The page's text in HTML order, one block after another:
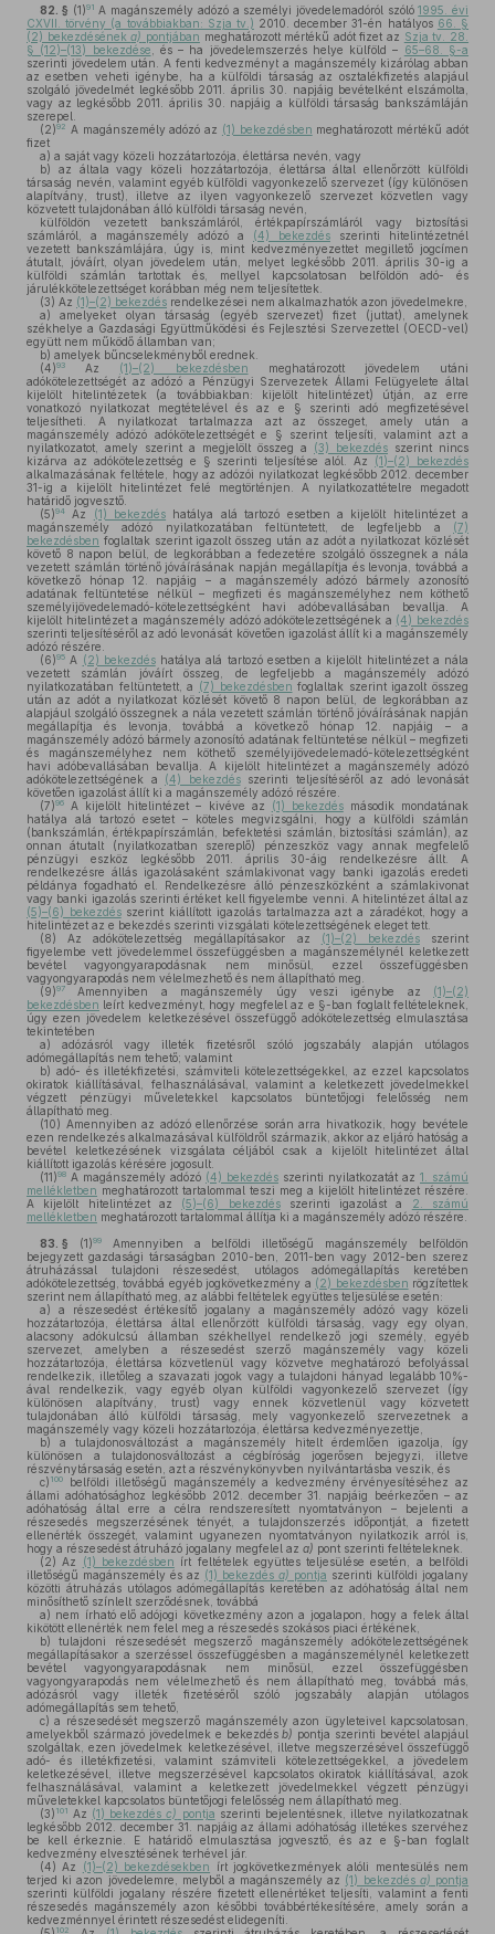
82. § (1)91 A magánszemély adózó a személyi jövedelemadóról szóló1995. évi
CXVII. törvény (a továbbiakban: Szja tv.) 2010. december 31-én hatályos 66. §
(2) bekezdéséneka) pontjában meghatározott mértékű adót fizet az Szja tv. 28.
§ (12)–(13) bekezdése , és – ha jövedelemszerzés helye külföld – 65–68. §-a
szerinti jövedelem után. A fenti kedvezményt a magánszemély kizárólag abban
az esetben veheti igénybe, ha a külföldi társaság az osztalékfizetés alapjául
szolgáló jövedelmét legkésőbb 2011. április 30. napjáig bevételként elszámolta,
vagy az legkésőbb 2011. április 30. napjáig a külföldi társaság bankszámláján
szerepel.
(2)92 A magánszemély adózó az (1) bekezdésben meghatározott mértékű adót
fizet
a) a saját vagy közeli hozzátartozója, élettársa nevén, vagy
b) az általa vagy közeli hozzátartozója, élettársa által ellenőrzött külföldi
társaság nevén, valamint egyéb külföldi vagyonkezelő szervezet (így különösen
alapítvány, trust), illetve az ilyen vagyonkezelő szervezet közvetlen vagy
közvetett tulajdonában álló külföldi társaság nevén,
külföldön vezetett bankszámláról, értékpapírszámláról vagy biztosítási
számláról, a magánszemély adózó a (4) bekezdés szerinti hitelintézetnél
vezetett bankszámlájára, úgy is, mint kedvezményezettet megillető jogcímen
átutalt, jóváírt, olyan jövedelem után, melyet legkésőbb 2011. április 30-ig a
külföldi számlán tartottak és, mellyel kapcsolatosan belföldön adó- és
járulékkötelezettséget korábban még nem teljesítettek.
(3) Az (1)–(2) bekezdés rendelkezései nem alkalmazhatók azon jövedelmekre,
a) amelyeket olyan társaság (egyéb szervezet) fizet (juttat), amelynek
székhelye a Gazdasági Együttműködési és Fejlesztési Szervezettel (OECD-vel)
együtt nem működő államban van;
b) amelyek bűncselekményből erednek.
(4)93 Az (1)–(2) bekezdésben meghatározott jövedelem utáni
adókötelezettségét az adózó a Pénzügyi Szervezetek Állami Felügyelete által
kijelölt hitelintézetek (a továbbiakban: kijelölt hitelintézet) útján, az erre
vonatkozó nyilatkozat megtételével és az e § szerinti adó megfizetésével
teljesítheti. A nyilatkozat tartalmazza azt az összeget, amely után a
magánszemély adózó adókötelezettségét e § szerint teljesíti, valamint azt a
nyilatkozatot, amely szerint a megjelölt összeg a (3) bekezdés szerint nincs
kizárva az adókötelezettség e § szerinti teljesítése alól. Az (1)–(2) bekezdés
alkalmazásának feltétele, hogy az adózói nyilatkozat legkésőbb 2012. december
31-ig a kijelölt hitelintézet felé megtörténjen. A nyilatkozattételre megadott
határidő jogvesztő.
(5)94 Az (1) bekezdés hatálya alá tartozó esetben a kijelölt hitelintézet a
magánszemély adózó nyilatkozatában feltüntetett, de legfeljebb a (7)
bekezdésben foglaltak szerint igazolt összeg után az adót a nyilatkozat közlését
követő 8 napon belül, de legkorábban a fedezetére szolgáló összegnek a nála
vezetett számlán történő jóváírásának napján megállapítja és levonja, továbbá a
következő hónap 12. napjáig – a magánszemély adózó bármely azonosító
adatának feltüntetése nélkül – megfizeti és magánszemélyhez nem köthető
személyijövedelemadó-kötelezettségként havi adóbevallásában bevallja. A
kijelölt hitelintézet a magánszemély adózó adókötelezettségének a (4) bekezdés
szerinti teljesítéséről az adó levonását követően igazolást állít ki a magánszemély
adózó részére.
(6)95 A (2) bekezdéshatálya alá tartozó esetben a kijelölt hitelintézet a nála
vezetett számlán jóváírt összeg, de legfeljebb a magánszemély adózó
nyilatkozatában feltüntetett, a (7) bekezdésben foglaltak szerint igazolt összeg
után az adót a nyilatkozat közlését követő 8 napon belül, de legkorábban az
alapjául szolgáló összegnek a nála vezetett számlán történő jóváírásának napján
megállapítja és levonja, továbbá a következő hónap 12. napjáig – a
magánszemély adózó bármely azonosító adatának feltüntetése nélkül – megfizeti
és magánszemélyhez nem köthető személyijövedelemadó-kötelezettségként
havi adóbevallásában bevallja. A kijelölt hitelintézet a magánszemély adózó
adókötelezettségének a (4) bekezdésszerinti teljesítéséről az adó levonását
követően igazolást állít ki a magánszemély adózó részére.
(7)96 A kijelölt hitelintézet – kivéve az (1) bekezdésmásodik mondatának
hatálya alá tartozó esetet – köteles megvizsgálni, hogy a külföldi számlán
(bankszámlán, értékpapírszámlán, befektetési számlán, biztosítási számlán), az
onnan átutalt (nyilatkozatban szereplő) pénzeszköz vagy annak megfelelő
pénzügyi eszköz legkésőbb 2011. április 30-áig rendelkezésre állt. A
rendelkezésre állás igazolásaként számlakivonat vagy banki igazolás eredeti
példánya fogadható el. Rendelkezésre álló pénzeszközként a számlakivonat
vagy banki igazolás szerinti értéket kell figyelembe venni. A hitelintézet által az
(5)–(6) bekezdésszerint kiállított igazolás tartalmazza azt a záradékot, hogy a
hitelintézet az e bekezdés szerinti vizsgálati kötelezettségének eleget tett.
(8) Az adókötelezettség megállapításakor az (1)–(2) bekezdésszerint
figyelembe vett jövedelemmel összefüggésben a magánszemélynél keletkezett
bevétel vagyongyarapodásnak nem minősül, ezzel összefüggésben
vagyongyarapodás nem vélelmezhető és nem állapítható meg.
(9)97 Amennyiben a magánszemély úgy veszi igénybe az (1)–(2)
bekezdésben leírt kedvezményt, hogy megfelel az e §-ban foglalt feltételeknek,
úgy ezen jövedelem keletkezésével összefüggő adókötelezettség elmulasztása
tekintetében
a) adózásról vagy illeték fizetésről szóló jogszabály alapján utólagos
adómegállapítás nem tehető; valamint
b) adó- és illetékfizetési, számviteli kötelezettségekkel, az ezzel kapcsolatos
okiratok kiállításával, felhasználásával, valamint a keletkezett jövedelmekkel
végzett pénzügyi műveletekkel kapcsolatos büntetőjogi felelősség nem
állapítható meg.
(10) Amennyiben az adózó ellenőrzése során arra hivatkozik, hogy bevétele
ezen rendelkezés alkalmazásával külföldről származik, akkor az eljáró hatóság a
bevétel keletkezésének vizsgálata céljából csak a kijelölt hitelintézet által
kiállított igazolás kérésére jogosult.
(11)98 A magánszemély adózó (4) bekezdés szerinti nyilatkozatát az 1. számú
mellékletben meghatározott tartalommal teszi meg a kijelölt hitelintézet részére.
A kijelölt hitelintézet az (5)–(6) bekezdésszerinti igazolást a
2. számú
mellékletben meghatározott tartalommal állítja ki a magánszemély adózó részére.
83. § (1)99Amennyiben a belföldi illetőségű magánszemély belföldön
bejegyzett gazdasági társaságban 2010-ben, 2011-ben vagy 2012-ben szerez
átruházással tulajdoni részesedést, utólagos adómegállapítás keretében
adókötelezettség, továbbá egyéb jogkövetkezmény a (2) bekezdésben rögzítettek
szerint nem állapítható meg, az alábbi feltételek együttes teljesülése esetén:
a) a részesedést értékesítő jogalany a magánszemély adózó vagy közeli
hozzátartozója, élettársa által ellenőrzött külföldi társaság, vagy egy olyan,
alacsony adókulcsú államban székhellyel rendelkező jogi személy, egyéb
szervezet, amelyben a részesedést szerző magánszemély vagy közeli
hozzátartozója, élettársa közvetlenül vagy közvetve meghatározó befolyással
rendelkezik, illetőleg a szavazati jogok vagy a tulajdoni hányad legalább 10%-
ával rendelkezik, vagy egyéb olyan külföldi vagyonkezelő szervezet (így
különösen alapítvány, trust) vagy ennek közvetlenül vagy közvetett
tulajdonában álló külföldi társaság, mely vagyonkezelő szervezetnek a
magánszemély vagy közeli hozzátartozója, élettársa kedvezményezettje,
b) a tulajdonosváltozást a magánszemély hitelt érdemlően igazolja, így
különösen a tulajdonosváltozást a cégbíróság jogerősen bejegyzi, illetve
részvénytársaság esetén, azt a részvénykönyvben nyilvántartásba veszik, és
c) 100
belföldi illetőségű magánszemély a kedvezmény érvényesítéséhez az
állami adóhatósághoz legkésőbb 2012. december 31. napjáig beérkezően – az
adóhatóság által erre a célra rendszeresített nyomtatványon – bejelenti a
részesedés megszerzésének tényét, a tulajdonszerzés időpontját, a fizetett
ellenérték összegét, valamint ugyanezen nyomtatványon nyilatkozik arról is,
hogy a részesedést átruházó jogalany megfelel az a) pont szerinti feltételeknek.
(2) Az (1) bekezdésben írt feltételek együttes teljesülése esetén, a belföldi
illetőségű magánszemély és az (1) bekezdés a) pontja szerinti külföldi jogalany
közötti átruházás utólagos adómegállapítás keretében az adóhatóság által nem
minősíthető színlelt szerződésnek, továbbá
a) nem írható elő adójogi következmény azon a jogalapon, hogy a felek által
kikötött ellenérték nem felel meg a részesedés szokásos piaci értékének,
b) tulajdoni részesedését megszerző magánszemély adókötelezettségének
megállapításakor a szerzéssel összefüggésben a magánszemélynél keletkezett
bevétel vagyongyarapodásnak nem minősül, ezzel összefüggésben
vagyongyarapodás nem vélelmezhető és nem állapítható meg, továbbá más,
adózásról vagy illeték fizetéséről szóló jogszabály alapján utólagos
adómegállapítás sem tehető,
c) a részesedését megszerző magánszemély azon ügyleteivel kapcsolatosan,
amelyekből származó jövedelmek e bekezdésb) pontja szerinti bevétel alapjául
szolgáltak, ezen jövedelmek keletkezésével, illetve megszerzésével összefüggő
adó- és illetékfizetési, valamint számviteli kötelezettségekkel, a jövedelem
keletkezésével, illetve megszerzésével kapcsolatos okiratok kiállításával, azok
felhasználásával, valamint a keletkezett jövedelmekkel végzett pénzügyi
műveletekkel kapcsolatos büntetőjogi felelősség nem állapítható meg.
(3) 101 Az (1) bekezdésc) pontja szerinti bejelentésnek, illetve nyilatkozatnak
legkésőbb 2012. december 31. napjáig az állami adóhatóság illetékes szervéhez
be kell érkeznie. E határidő elmulasztása jogvesztő, és az e §-ban foglalt
kedvezmény elvesztésének terhével jár.
(4) Az (1)–(2) bekezdésekben írt jogkövetkezmények alóli mentesülés nem
terjed ki azon jövedelemre, melyből a magánszemély az (1) bekezdés a) pontja
szerinti külföldi jogalany részére fizetett ellenértéket teljesíti, valamint a fenti
részesedés magánszemély azon későbbi továbbértékesítésére, amely során a
kedvezménnyel érintett részesedést elidegeníti.
102